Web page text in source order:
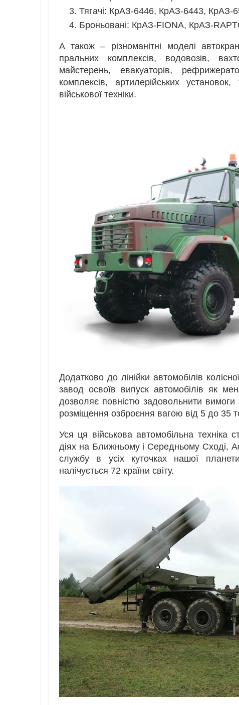
Тягачі: КрАЗ-6446, КрАЗ-6443, КрАЗ-
Броньовані: КрАЗ-FIONA, КрАЗ-
A також – різноманітні моделі
пральних комплексів, водовозів,
майстерень, евакуаторів,
комплексів, артилерійських
військової техніки.
Додатково до лінійки автомобілів
завод освоїв випуск автомобілів як
дозволяє повністю задовольнити
розміщення озброєння вагою від 5 до 35
Уся ця військова автомобільна
діях на Ближньому і Середньому Сході,
службу в усіх куточках нашої
налічується 72 країни світу.